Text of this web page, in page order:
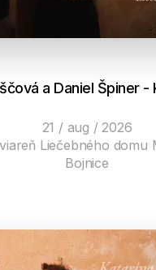
a Daniel Špiner -
21 / aug / 2026
Liečebného domu
Bojnice